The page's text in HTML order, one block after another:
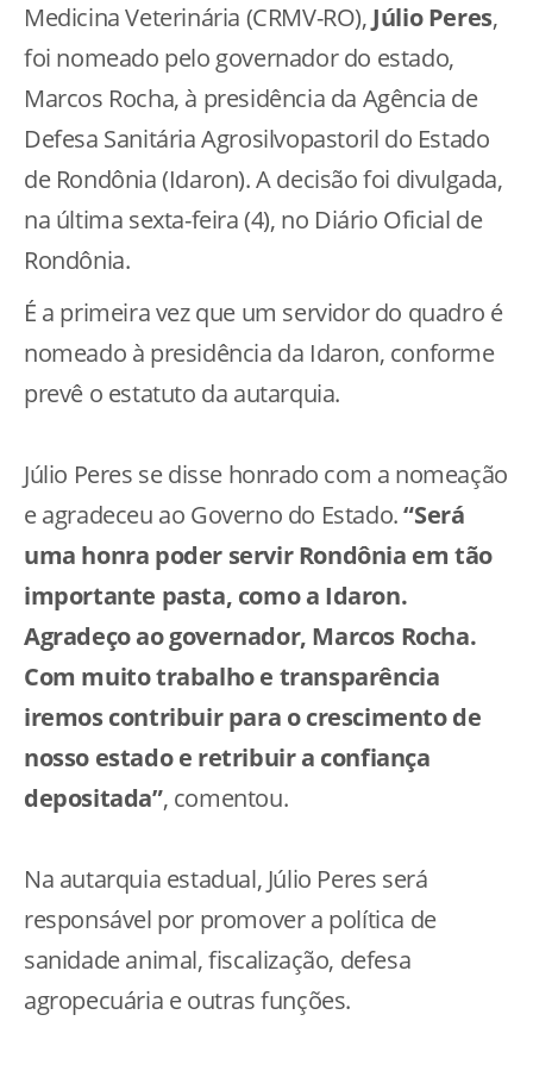
Medicina Veterinária (CRMV-RO), Júlio Peres,
foi nomeado pelo governador do estado,
Marcos Rocha, à presidência da Agência de
Defesa Sanitária Agrosilvopastoril do Estado
de Rondônia (Idaron). A decisão foi divulgada,
na última sexta-feira (4), no Diário Oficial de
Rondônia.
É a primeira vez que um servidor do quadro é
nomeado à presidência da Idaron, conforme
prevê o estatuto da autarquia.
Júlio Peres se disse honrado com a nomeação
e agradeceu ao Governo do Estado.“Será
uma honra poder servir Rondônia em tão
importante pasta, como a Idaron.
Agradeço ao governador, Marcos Rocha.
Com muito trabalho e transparência
iremos contribuir para o crescimento de
nosso estado e retribuir a confiança
depositada”, comentou.
Na autarquia estadual, Júlio Peres será
responsável por promover a política de
sanidade animal, fiscalização, defesa
agropecuária e outras funções.